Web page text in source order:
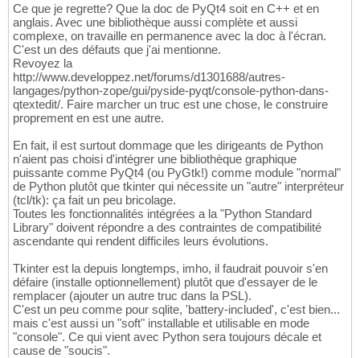
Ce que je regrette? Que la doc de PyQt4 soit en C++ et en
anglais. Avec une bibliothèque aussi complète et aussi
complexe, on travaille en permanence avec la doc à l'écran.
C'est un des défauts que j'ai mentionne.
Revoyez la
http://www.developpez.net/forums/d1301688/autres-
langages/python-zope/gui/pyside-pyqt/console-python-dans-
qtextedit/. Faire marcher un truc est une chose, le construire
proprement en est une autre.
En fait, il est surtout dommage que les dirigeants de Python
n'aient pas choisi d'intégrer une bibliothèque graphique
puissante comme PyQt4 (ou PyGtk!) comme module "normal"
de Python plutôt que tkinter qui nécessite un "autre" interpréteur
(tcl/tk): ça fait un peu bricolage.
Toutes les fonctionnalités intégrées a la "Python Standard
Library" doivent répondre a des contraintes de compatibilité
ascendante qui rendent difficiles leurs évolutions.
Tkinter est la depuis longtemps, imho, il faudrait pouvoir s'en
défaire (installe optionnellement) plutôt que d'essayer de le
remplacer (ajouter un autre truc dans la PSL).
C'est un peu comme pour sqlite, 'battery-included', c'est bien...
mais c'est aussi un "soft" installable et utilisable en mode
"console". Ce qui vient avec Python sera toujours décale et
cause de "soucis".